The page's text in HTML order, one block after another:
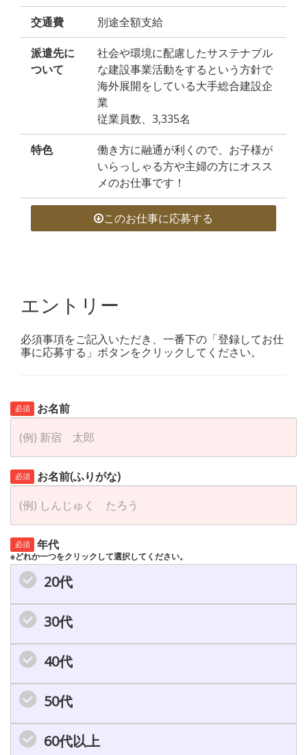
交通費 別途全額支給
派遣先に
ついて
社会や環境に配慮したサステナブル
な建設事業活動をするという方針で
海外展開をしている大手総合建設企
業
従業員数、3,335名
特色
働き方に融通が利くので、お子様が
いらっしゃる方や主婦の方にオスス
メのお仕事です！
このお仕事に応募する
エントリー
必須事項をご記入いただき、一番下の「登録してお仕
事に応募する」ボタンをクリックしてください。
必須 お名前
必須 お名前(ふりがな)
必須 年代
※どれか一つをクリックして選択してください。
20代
30代
40代
50代
60代以上